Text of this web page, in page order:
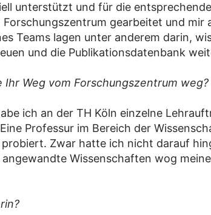
unterstützt und für die
gearbeitet und mir
Teams lagen unter anderem darin,
und die Publikationsdatenbank
Weg vom Forschungszentrum weg?
ich an der TH Köln einzelne
Professur im Bereich der
Zwar hatte ich nicht darauf
Wissenschaften wog